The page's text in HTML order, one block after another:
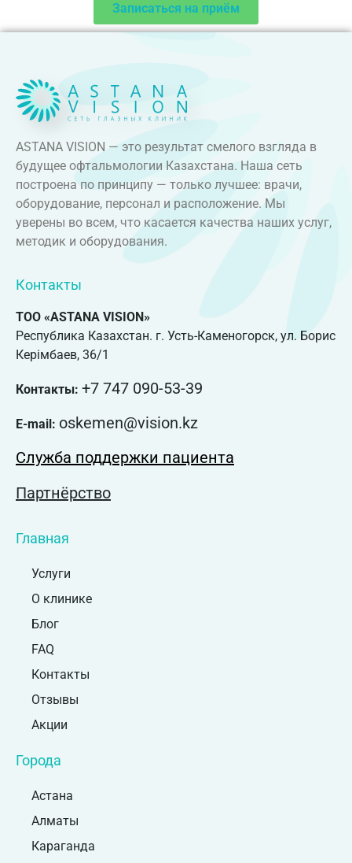
Записаться на приём
ASTANA VISION — это результат смелого взгляда в
будущее офтальмологии Казахстана. Наша сеть
построена по принципу — только лучшее: врачи,
оборудование, персонал и расположение. Мы
уверены во всем, что касается качества наших услуг,
методик и оборудования.
Контакты
ТОО «ASTANA VISION»
Республика Казахстан. г. Усть-Каменогорск, ул. Борис
Керімбаев, 36/1
Контакты: +7 747 090-53-39
E-mail: oskemen@vision.kz
Служба поддержки пациента
Партнёрство
Главная
Услуги
О клинике
Блог
FAQ
Контакты
Отзывы
Акции
Города
Астана
Алматы
Караганда